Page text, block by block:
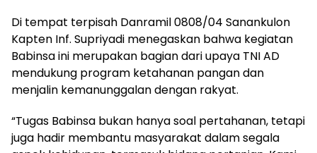
Di tempat terpisah Danramil 0808/04 Sanankulon
Kapten Inf. Supriyadi menegaskan bahwa kegiatan
Babinsa ini merupakan bagian dari upaya TNI AD
mendukung program ketahanan pangan dan
menjalin kemanunggalan dengan rakyat.
“Tugas Babinsa bukan hanya soal pertahanan, tetapi
juga hadir membantu masyarakat dalam segala